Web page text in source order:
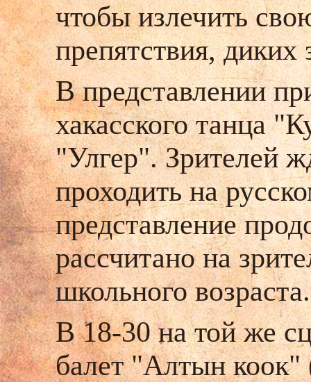
чтобы излечить
препятствия, диких
В представлении
хакасского танца
"Улгер". Зрителей
проходить на
представление
рассчитано на
школьного
В 18-30 на той же
балет "Алтын коок"